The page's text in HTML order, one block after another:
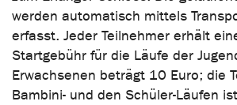
werden automatisch mittels
erfasst. Jeder Teilnehmer erhält
Startgebühr für die Läufe der
Erwachsenen beträgt 10 Euro; die
Bambini- und den Schüler-Läufen